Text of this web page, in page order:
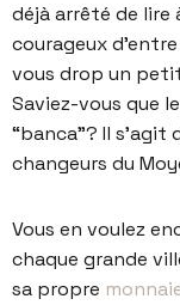
déjà arrêté de lire
courageux
vous drop un
Saviez-vous que
“banca”? Il s’agit
changeurs du
Vous en voulez
chaque grande
sa propre